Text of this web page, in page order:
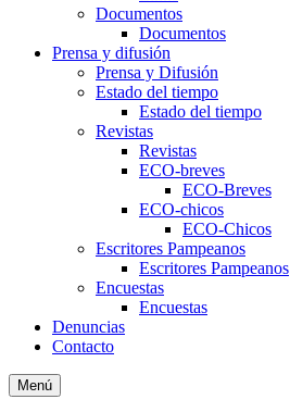
Documentos
Documentos
Prensa y difusión
Prensa y Difusión
Estado del tiempo
Estado del tiempo
Revistas
Revistas
ECO-breves
ECO-Breves
ECO-chicos
ECO-Chicos
Escritores Pampeanos
Escritores Pampeanos
Encuestas
Encuestas
Denuncias
Contacto
Menú